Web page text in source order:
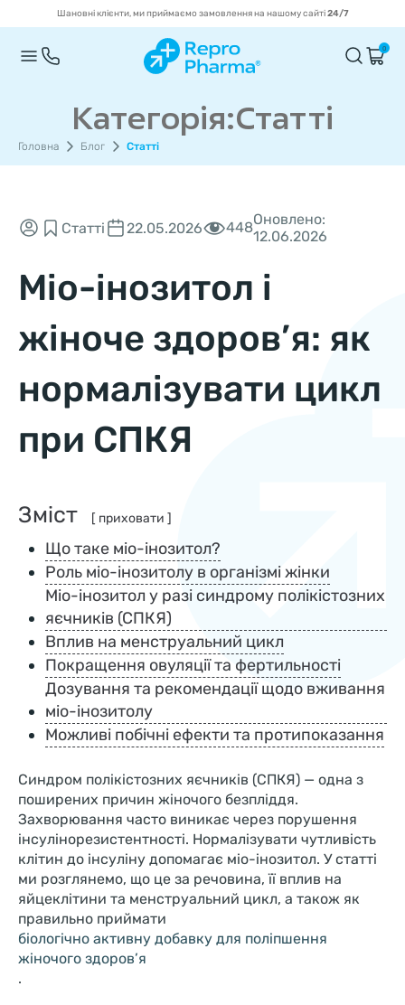
Шановні клієнти, ми приймаємо замовлення на нашому сайті24/7
0
Головна Блог Статті
Категорія:Статті
Статті 22.05.2026 448Оновлено:
12.06.2026
Міо-інозитол і
жіноче здоров’я: як
нормалізувати цикл
при СПКЯ
Зміст [ приховати ]
Що таке міо-інозитол?
Роль міо-інозитолу в організмі жінки
Міо-інозитол у разі синдрому полікістозних
яєчників (СПКЯ)
Вплив на менструальний цикл
Покращення овуляції та фертильності
Дозування та рекомендації щодо вживання
міо-інозитолу
Можливі побічні ефекти та протипоказання
Синдром полікістозних яєчників (СПКЯ) — одна з
поширених причин жіночого безпліддя.
Захворювання часто виникає через порушення
інсулінорезистентності. Нормалізувати чутливість
клітин до інсуліну допомагає міо-інозитол. У статті
ми розглянемо, що це за речовина, її вплив на
яйцеклітини та менструальний цикл, а також як
правильно приймати
біологічно активну добавку для поліпшення
жіночого здоров’я
.